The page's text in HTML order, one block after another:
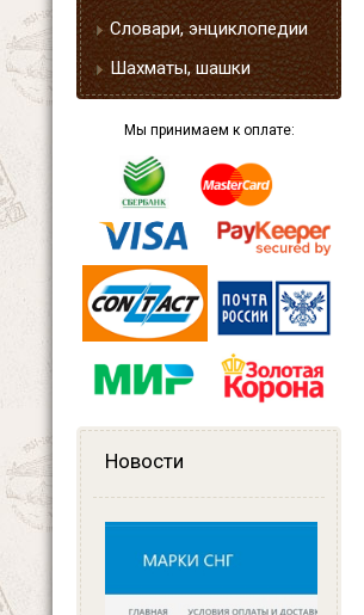
Словари, энциклопедии
Шахматы, шашки
Мы принимаем к оплате:
Новости